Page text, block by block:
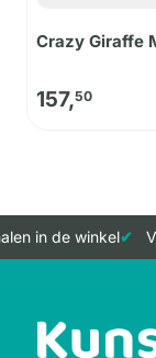
Crazy Giraffe
157,50
in de winkel